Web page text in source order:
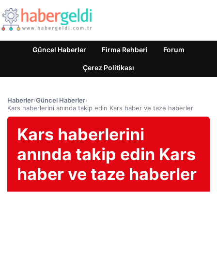
Güncel Haberler Firma Rehberi Forum
Çerez Politikası
Haberler›Güncel Haberler›
Kars haberlerini anında takip edin Kars haber ve taze haberler
Kars haberlerini
anında takip edin Kars
haber ve taze haberler